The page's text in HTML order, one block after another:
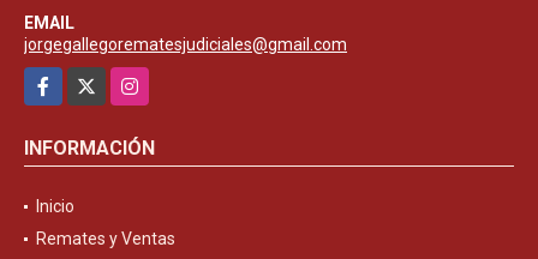
EMAIL
jorgegallegorematesjudiciales@gmail.com
Facebook
Instagram
INFORMACIÓN
Inicio
Remates y Ventas